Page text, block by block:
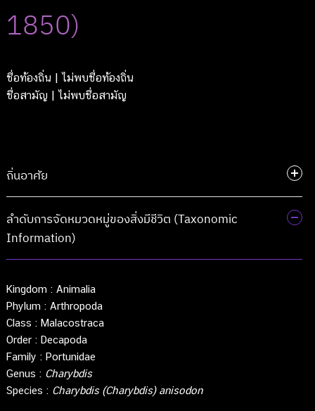
1850)
ชื่อท้องถิ่น | ไม่พบชื่อท้องถิ่น
ชื่อสามัญ | ไม่พบชื่อสามัญ
ถิ่นอาศัย
ลำดับการจัดหมวดหมู่ของสิ่งมีชีวิต (Taxonomic
Information)
Kingdom : Animalia
Phylum : Arthropoda
Class :Malacostraca
Order : Decapoda
Family :Portunidae
Genus : Charybdis
Species : Charybdis (Charybdis) anisodon